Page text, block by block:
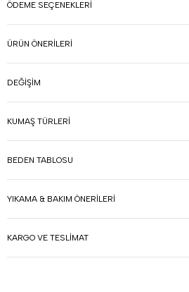
ÖDEME SEÇENEKLERI
ÜRÜN ÖNERILERI
DEĞIŞIM
KUMAŞ TÜRLERI
BEDEN TABLOSU
YIKAMA & BAKIM ÖNERILERI
KARGO VE TESLIMAT